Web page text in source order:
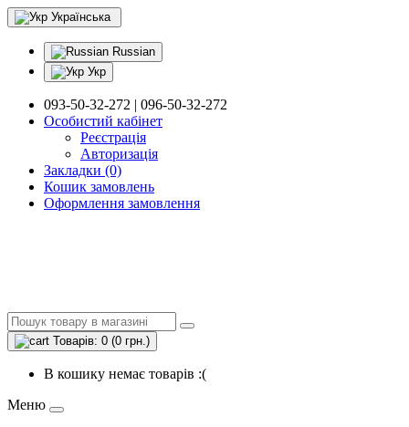
Українська
Russian
Укр
093-50-32-272 | 096-50-32-272
Особистий кабінет
Реєстрація
Авторизація
Закладки (0)
Кошик замовлень
Оформлення замовлення
Товарів: 0 (0 грн.)
В кошику немає товарів :(
Меню